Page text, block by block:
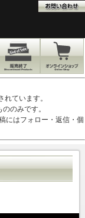
ています。
のみです。
にはフォロー・返信・個